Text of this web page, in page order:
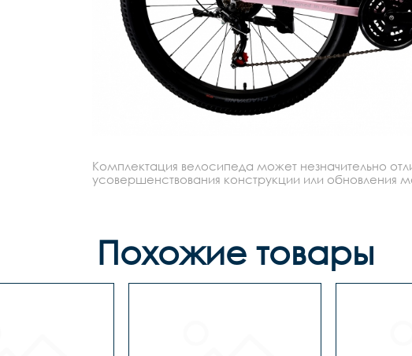
Комплектация велосипеда может незначительно
усовершенствования конструкции или обновления
Похожие товары